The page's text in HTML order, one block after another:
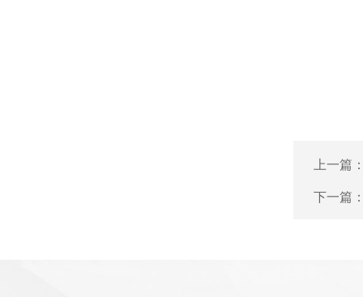
上一篇
下一篇